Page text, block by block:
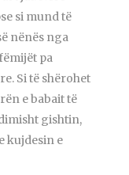
si mund të
nënës nga
pa
Si të shërohet
e babait të
gishtin,
kujdesin e